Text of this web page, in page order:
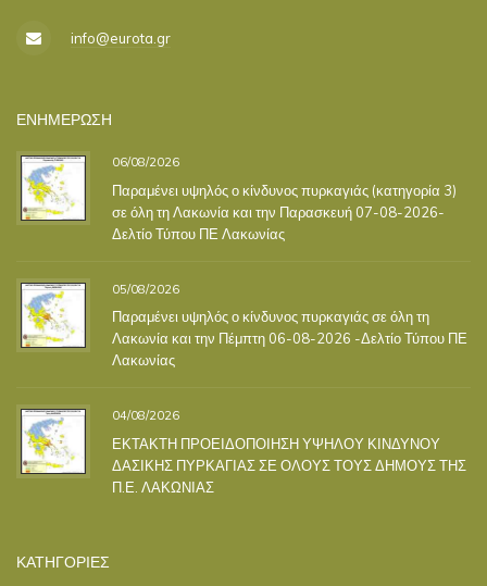
info@eurota.gr
ΕΝΗΜΕΡΩΣΗ
06/08/2026
Παραμένει υψηλός ο κίνδυνος πυρκαγιάς (κατηγορία 3)
σε όλη τη Λακωνία και την Παρασκευή 07-08-2026-
Δελτίο Τύπου ΠΕ Λακωνίας
05/08/2026
Παραμένει υψηλός ο κίνδυνος πυρκαγιάς σε όλη τη
Λακωνία και την Πέμπτη 06-08-2026 -Δελτίο Τύπου ΠΕ
Λακωνίας
04/08/2026
ΕΚΤΑΚΤΗ ΠΡΟΕΙΔΟΠΟΙΗΣΗ ΥΨΗΛΟΥ ΚΙΝΔΥΝΟΥ
ΔΑΣΙΚΗΣ ΠΥΡΚΑΓΙΑΣ ΣΕ ΟΛΟΥΣ ΤΟΥΣ ΔΗΜΟΥΣ ΤΗΣ
Π.Ε. ΛΑΚΩΝΙΑΣ
ΚΑΤΗΓΟΡΙΕΣ